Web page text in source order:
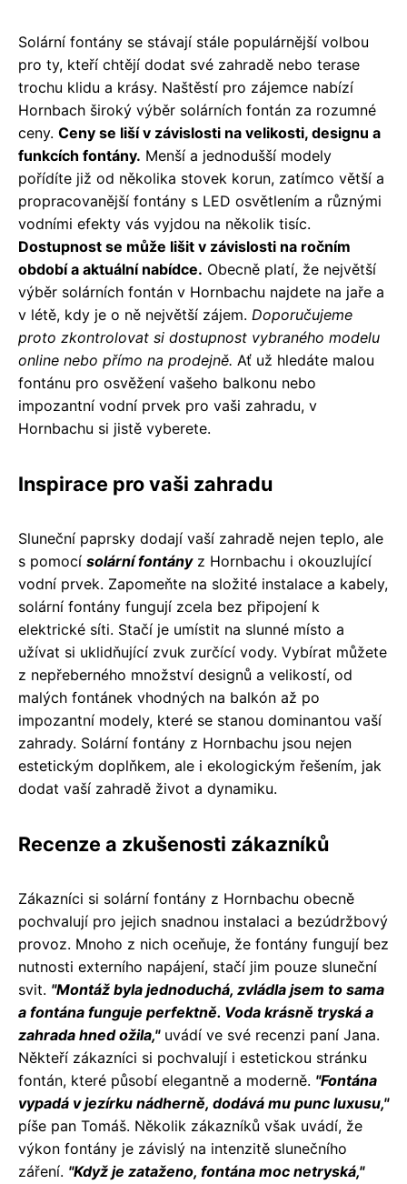
Solární fontány se stávají stále populárnější volbou
pro ty, kteří chtějí dodat své zahradě nebo terase
trochu klidu a krásy. Naštěstí pro zájemce nabízí
Hornbach široký výběr solárních fontán za rozumné
ceny. Ceny se liší v závislosti na velikosti, designu a
funkcích fontány. Menší a jednodušší modely
pořídíte již od několika stovek korun, zatímco větší a
propracovanější fontány s LED osvětlením a různými
vodními efekty vás vyjdou na několik tisíc.
Dostupnost se může lišit v závislosti na ročním
období a aktuální nabídce. Obecně platí, že největší
výběr solárních fontán v Hornbachu najdete na jaře a
v létě, kdy je o ně největší zájem. Doporučujeme
proto zkontrolovat si dostupnost vybraného modelu
online nebo přímo na prodejně. Ať už hledáte malou
fontánu pro osvěžení vašeho balkonu nebo
impozantní vodní prvek pro vaši zahradu, v
Hornbachu si jistě vyberete.
Inspirace pro vaši zahradu
Sluneční paprsky dodají vaší zahradě nejen teplo, ale
s pomocí solární fontányz Hornbachu i okouzlující
vodní prvek. Zapomeňte na složité instalace a kabely,
solární fontány fungují zcela bez připojení k
elektrické síti. Stačí je umístit na slunné místo a
užívat si uklidňující zvuk zurčící vody. Vybírat můžete
z nepřeberného množství designů a velikostí, od
malých fontánek vhodných na balkón až po
impozantní modely, které se stanou dominantou vaší
zahrady. Solární fontány z Hornbachu jsou nejen
estetickým doplňkem, ale i ekologickým řešením, jak
dodat vaší zahradě život a dynamiku.
Recenze a zkušenosti zákazníků
Zákazníci si solární fontány z Hornbachu obecně
pochvalují pro jejich snadnou instalaci a bezúdržbový
provoz. Mnoho z nich oceňuje, že fontány fungují bez
nutnosti externího napájení, stačí jim pouze sluneční
svit. "Montáž byla jednoduchá, zvládla jsem to sama
a fontána funguje perfektně. Voda krásně tryská a
zahrada hned ožila,"uvádí ve své recenzi paní Jana.
Někteří zákazníci si pochvalují i estetickou stránku
fontán, které působí elegantně a moderně. "Fontána
vypadá v jezírku nádherně, dodává mu punc luxusu,"
píše pan Tomáš. Několik zákazníků však uvádí, že
výkon fontány je závislý na intenzitě slunečního
záření. "Když je zataženo, fontána moc netryská,"